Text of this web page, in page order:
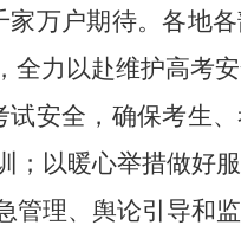
万户期待。各地
力以赴维护高考安
安全，确保考生
；以暖心举措做好
理、舆论引导和